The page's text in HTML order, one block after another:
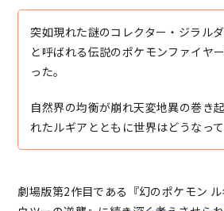
突如現れた謎のコレクター・ジラルダ
と呼ばれる伝説のポケモンファイヤ
った。
自然界の均衡が崩れ天変地異の巻き
れたルギアとともに世界はどうなっ
劇場版第2作目である『幻のポケモン